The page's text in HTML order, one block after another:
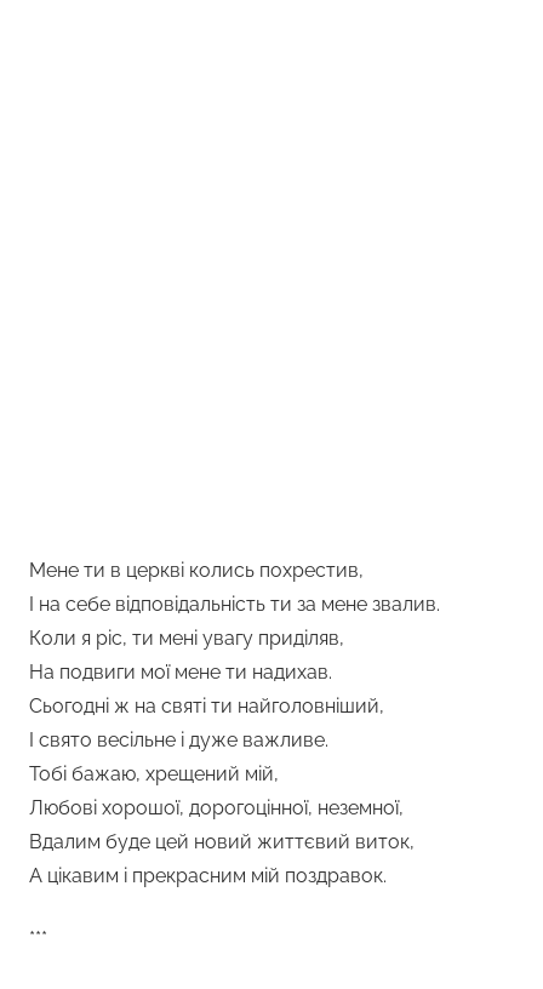
Мене ти в церкві колись похрестив,
І на себе відповідальність ти за мене звалив.
Коли я ріс, ти мені увагу приділяв,
На подвиги мої мене ти надихав.
Сьогодні ж на святі ти найголовніший,
І свято весільне і дуже важливе.
Тобі бажаю, хрещений мій,
Любові хорошої, дорогоцінної, неземної,
Вдалим буде цей новий життєвий виток,
А цікавим і прекрасним мій поздравок.
***